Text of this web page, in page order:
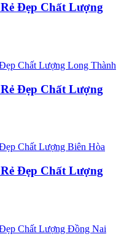
Đẹp Chất Lượng
Đẹp Chất Lượng
Đẹp Chất Lượng